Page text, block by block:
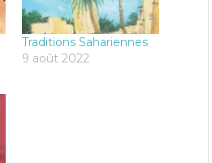
Traditions Sahariennes
9 août 2022